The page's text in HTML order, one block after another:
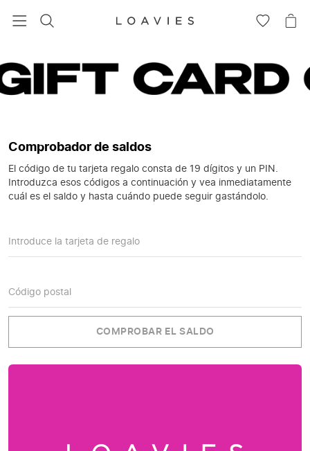
BUSCAR
IR
A
DESEOS
IR
A
Comprobador de saldos
El código de tu tarjeta regalo consta de 19 dígitos y un PIN.
Introduzca esos códigos a continuación y vea inmediatamente
cuál es el saldo y hasta cuándo puede seguir gastándolo.
Introduce la tarjeta de regalo
Código postal
COMPROBAR EL SALDO